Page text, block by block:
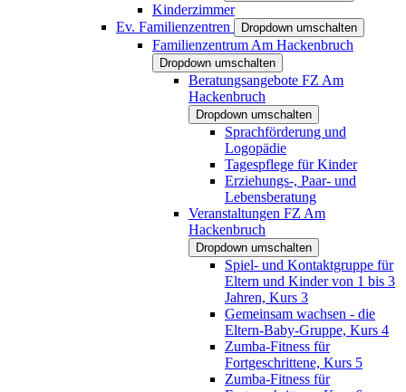
Kinderzimmer
Ev. Familienzentren
Dropdown umschalten
Familienzentrum Am Hackenbruch
Dropdown umschalten
Beratungsangebote FZ Am
Hackenbruch
Dropdown umschalten
Sprachförderung und
Logopädie
Tagespflege für Kinder
Erziehungs-, Paar- und
Lebensberatung
Veranstaltungen FZ Am
Hackenbruch
Dropdown umschalten
Spiel- und Kontaktgruppe für
Eltern und Kinder von 1 bis 3
Jahren, Kurs 3
Gemeinsam wachsen - die
Eltern-Baby-Gruppe, Kurs 4
Zumba-Fitness für
Fortgeschrittene, Kurs 5
Zumba-Fitness für